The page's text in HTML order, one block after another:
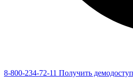
8-800-234-72-11 Получить демодоступ